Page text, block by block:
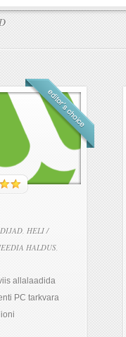
, HELI /
HALDUS,
allalaadida
PC tarkvara